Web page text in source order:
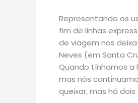
Representando os
fim de linhas
de viagem nos
Neves (em Santa
Quando tínhamos a
mas nós
queixar, mas há